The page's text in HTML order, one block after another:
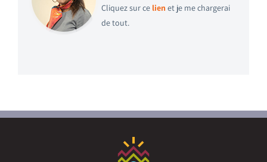
Cliquez sur ce lien et je me chargerai
de tout.